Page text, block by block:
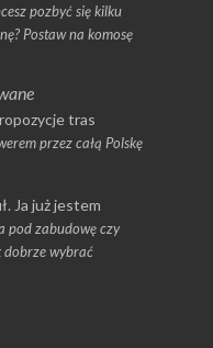
pozbyć się kilku
Postaw na komosę
tras
przez całą Polskę
Ja już jestem
pod zabudowę czy
dobrze wybrać